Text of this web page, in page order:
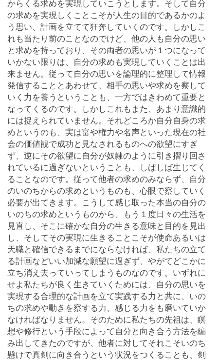
からくる求めを実現していこうとします。そして自分
の求めを実現しくことこそが人生の目的であるかのよ
う思い、計画を立てて狂奔していくのです。しかしこ
れも当たり前のことなのでけど、他の人も自分の思い
と求めを持っており、その両者の思いが１つになって
いかない限りは、自分の求めも実現していくことは出
来ません。従って自分の思いを論理的に整理して情報
発信することとあわせて、相手の思いや求めを察して
いく力を養うということも、一方ではきわめて重要と
なってくるのです。しかしこれもまた、あまり意識的
には捉えられていません。それどころか自分自身の求
めというのも、実は富や権力や名声といった現在の社
会の価値観で成功と見なされるものへの欲望にすぎ
ず、逆にその欲望に自分が奴隷のように引き摺り回さ
れているに過ぎないということも、しばしば生じてく
ることなのです。従って他者の求めのみならず、自分
のいのちからの求めというものも、心眼で察していく
必要が出てきます。こうして感じ取った本当の自分の
いのちの求めというものから、もう１度日々の生活を
見直し、そこに確かな自分の生きる意味と目的を見出
し、そしてその実現に生きることこそが使命あるいは
天職と確信できるまでにならなければ、私たちの立て
る計画などいい加減な願望に過ぎず、やがてどこかに
立ち消え去っていってしまうものなのです。いずれに
せよ私たちが良く生きていくためには、自分の思いを
実現する合理的な計画を立て実践する力と共に、いの
ちの求めや動きを察する力、感じる力をも磨いていか
なければなりません。そのために私たちの先祖は、瞑
想や修行という手段によって自分と向き合う方法を編
み出してきたのですが、他者に対してそれこそいのち
懸けで真剣に向き合うという状況をつくることも、剣